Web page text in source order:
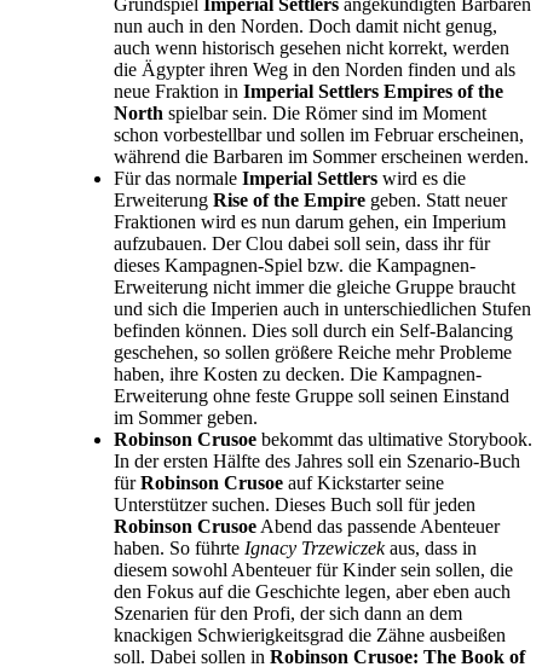
Grundspiel Imperial Settlers angekündigten Barbaren
nun auch in den Norden. Doch damit nicht genug,
auch wenn historisch gesehen nicht korrekt, werden
die Ägypter ihren Weg in den Norden finden und als
neue Fraktion in Imperial Settlers Empires of the
North spielbar sein. Die Römer sind im Moment
schon vorbestellbar und sollen im Februar erscheinen,
während die Barbaren im Sommer erscheinen werden.
Für das normale Imperial Settlers wird es die
Erweiterung Rise of the Empire geben. Statt neuer
Fraktionen wird es nun darum gehen, ein Imperium
aufzubauen. Der Clou dabei soll sein, dass ihr für
dieses Kampagnen-Spiel bzw. die Kampagnen-
Erweiterung nicht immer die gleiche Gruppe braucht
und sich die Imperien auch in unterschiedlichen Stufen
befinden können. Dies soll durch ein Self-Balancing
geschehen, so sollen größere Reiche mehr Probleme
haben, ihre Kosten zu decken. Die Kampagnen-
Erweiterung ohne feste Gruppe soll seinen Einstand
im Sommer geben.
Robinson Crusoe bekommt das ultimative Storybook.
In der ersten Hälfte des Jahres soll ein Szenario-Buch
fürRobinson Crusoe auf Kickstarter seine
Unterstützer suchen. Dieses Buch soll für jeden
Robinson Crusoe Abend das passende Abenteuer
haben. So führte Ignacy Trzewiczekaus, dass in
diesem sowohl Abenteuer für Kinder sein sollen, die
den Fokus auf die Geschichte legen, aber eben auch
Szenarien für den Profi, der sich dann an dem
knackigen Schwierigkeitsgrad die Zähne ausbeißen
soll. Dabei sollen in Robinson Crusoe: The Book of